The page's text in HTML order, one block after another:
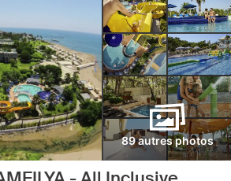
89 autres photos